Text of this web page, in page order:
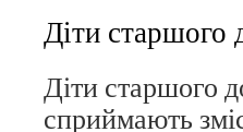
Діти старшого
Діти старшого
сприймають